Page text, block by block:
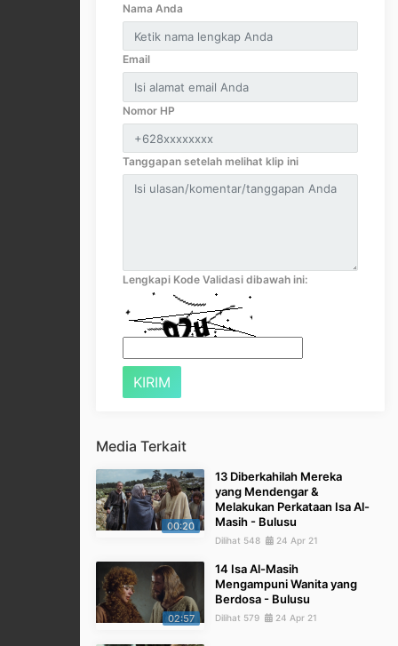
Nama Anda
Email
Nomor HP
Tanggapan setelah melihat klip ini
Lengkapi Kode Validasi dibawah ini:
Media Terkait
00:20
13 Diberkahilah Mereka
yang Mendengar &
Melakukan Perkataan Isa Al-
Masih - Bulusu
Dilihat 548 24 Apr 21
02:57
14 Isa Al-Masih
Mengampuni Wanita yang
Berdosa - Bulusu
Dilihat 579 24 Apr 21